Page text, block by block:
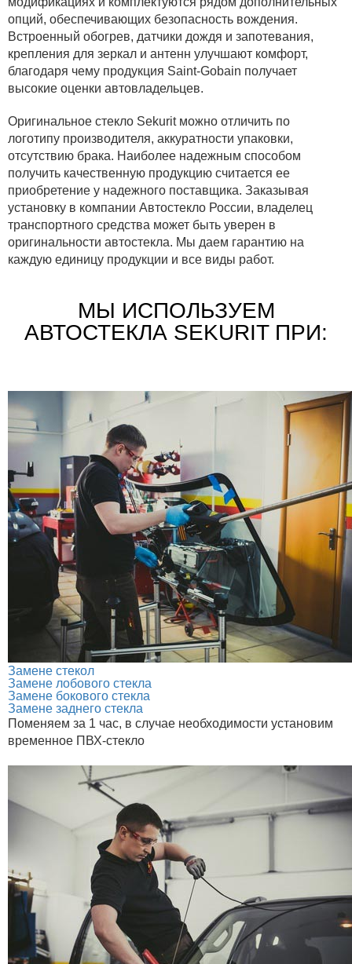
опций, обеспечивающих безопасность вождения.
Встроенный обогрев, датчики дождя и запотевания,
крепления для зеркал и антенн улучшают комфорт,
благодаря чему продукция Saint-Gobain получает
высокие оценки автовладельцев.
Оригинальное стекло Sekurit можно отличить по
логотипу производителя, аккуратности упаковки,
отсутствию брака. Наиболее надежным способом
получить качественную продукцию считается ее
приобретение у надежного поставщика. Заказывая
установку в компании Автостекло России, владелец
транспортного средства может быть уверен в
оригинальности автостекла. Мы даем гарантию на
каждую единицу продукции и все виды работ.
МЫ ИСПОЛЬЗУЕМ
АВТОСТЕКЛА SEKURIT ПРИ:
Замене стекол
Замене лобового стекла
Замене бокового стекла
Замене заднего стекла
Поменяем за 1 час, в случае необходимости установим
временное ПВХ-стекло